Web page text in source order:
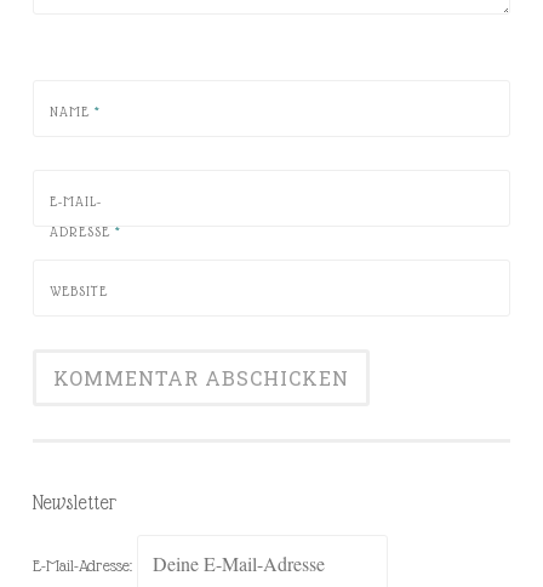
NAME *
E-MAIL-
ADRESSE *
WEBSITE
Newsletter
E-Mail-Adresse: